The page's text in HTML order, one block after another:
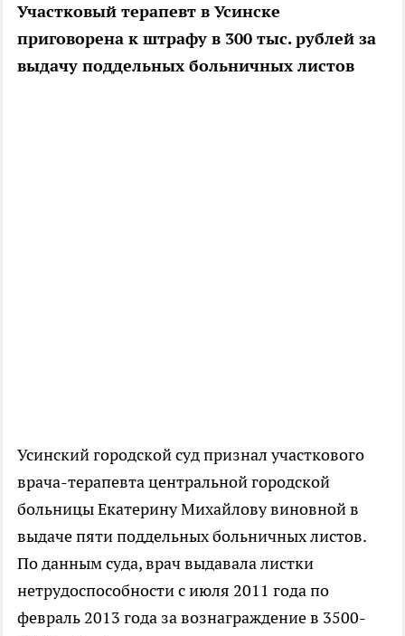
Участковый терапевт в Усинске
приговорена к штрафу в 300 тыс. рублей за
выдачу поддельных больничных листов
Усинский городской суд признал участкового
врача-терапевта центральной городской
больницы Екатерину Михайлову виновной в
выдаче пяти поддельных больничных листов.
По данным суда, врач выдавала листки
нетрудоспособности с июля 2011 года по
февраль 2013 года за вознаграждение в 3500-